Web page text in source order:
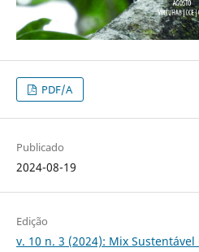
PDF/A
Publicado
2024-08-19
Edição
v. 10 n. 3 (2024): Mix